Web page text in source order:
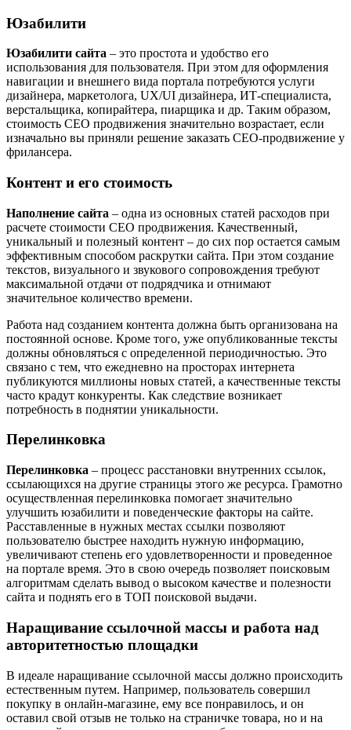
Юзабилити
Юзабилити сайта ‒ это простота и удобство его
использования для пользователя. При этом для оформления
навигации и внешнего вида портала потребуются услуги
дизайнера, маркетолога, UX/UI дизайнера, ИТ-специалиста,
верстальщика, копирайтера, пиарщика и др. Таким образом,
стоимость СЕО продвижения значительно возрастает, если
изначально вы приняли решение заказать СЕО-продвижение у
фрилансера.
Контент и его стоимость
Наполнение сайта ‒ одна из основных статей расходов при
расчете стоимости СЕО продвижения. Качественный,
уникальный и полезный контент – до сих пор остается самым
эффективным способом раскрутки сайта. При этом создание
текстов, визуального и звукового сопровождения требуют
максимальной отдачи от подрядчика и отнимают
значительное количество времени.
Работа над созданием контента должна быть организована на
постоянной основе. Кроме того, уже опубликованные тексты
должны обновляться с определенной периодичностью. Это
связано с тем, что ежедневно на просторах интернета
публикуются миллионы новых статей, а качественные тексты
часто крадут конкуренты. Как следствие возникает
потребность в поднятии уникальности.
Перелинковка
Перелинковка ‒ процесс расстановки внутренних ссылок,
ссылающихся на другие страницы этого же ресурса. Грамотно
осуществленная перелинковка помогает значительно
улучшить юзабилити и поведенческие факторы на сайте.
Расставленные в нужных местах ссылки позволяют
пользователю быстрее находить нужную информацию,
увеличивают степень его удовлетворенности и проведенное
на портале время. Это в свою очередь позволяет поисковым
алгоритмам сделать вывод о высоком качестве и полезности
сайта и поднять его в ТОП поисковой выдачи.
Наращивание ссылочной массы и работа над
авторитетностью площадки
В идеале наращивание ссылочной массы должно происходить
естественным путем. Например, пользователь совершил
покупку в онлайн-магазине, ему все понравилось, и он
оставил свой отзыв не только на страничке товара, но и на